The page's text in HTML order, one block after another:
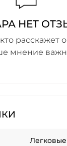
НЕТ
расскажет
мнение
Легковые